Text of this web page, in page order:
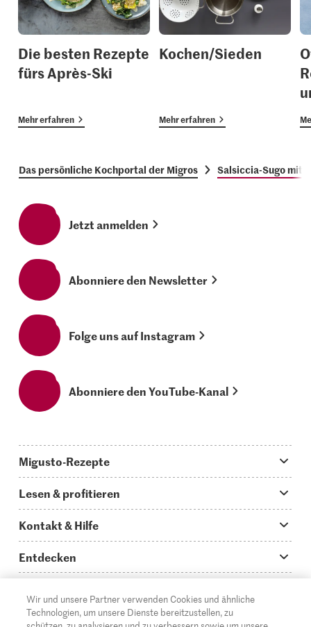
Die besten Rezepte
fürs Après-Ski
Mehr erfahren
Kochen/Sieden
Mehr erfahren
Das persönliche Kochportal der Migros Salsiccia-Sugo mit
Jetzt anmelden
Abonniere den Newsletter
Folge uns auf Instagram
Abonniere den YouTube-Kanal
Migusto-Rezepte
Was koche ich heute?
Hauptgerichte
Schnelle & einfache Rezepte
Apéro & Fingerfood
Lesen & profitieren
Storys
How to-Videos
Glossar
Kontakt & Hilfe
Infos zum Kochen mit Migusto
Kontakt
Entdecken
Supermarkt
Migros Online
DE FR IT
Wir und unsere Partner verwenden Cookies und ähnliche
Technologien, um unsere Dienste bereitzustellen, zu